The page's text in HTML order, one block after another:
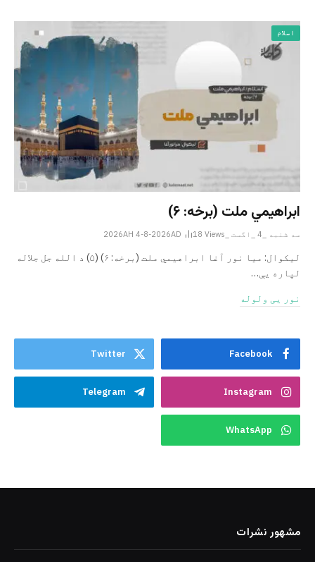
اسلام
ابراهيمي ملت (برخه: ۶)
سه شنبه _4 _اگست _2026AH 4-8-2026AD 18 Views
ليکوال: میا نور آغا ابراهيمي ملت (برخه: ۶) (۵) د الله جل جلاله
لپاره یې…
نور یی ولوله
Facebook
Twitter
Instagram
Telegram
WhatsApp
مشهور نشرات